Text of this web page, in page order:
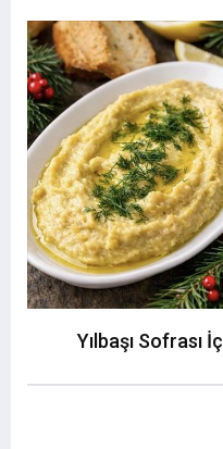
Yılbaşı Sofrası